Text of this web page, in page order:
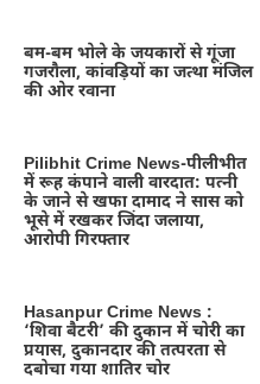
बम-बम भोले के जयकारों से गूंजा
गजरौला, कांवड़ियों का जत्था मंजिल
की ओर रवाना
Pilibhit Crime News-पीलीभीत
में रूह कंपाने वाली वारदात: पत्नी
के जाने से खफा दामाद ने सास को
भूसे में रखकर जिंदा जलाया,
आरोपी गिरफ्तार
Hasanpur Crime News :
‘शिवा बैटरी’ की दुकान में चोरी का
प्रयास, दुकानदार की तत्परता से
दबोचा गया शातिर चोर